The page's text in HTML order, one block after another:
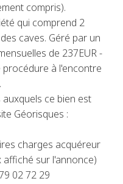
compris).
qui comprend 2
caves. Géré par un
de 237EUR -
procédure à l'encontre
ce bien est
Géorisques :
charges acquéreur
affiché sur l'annonce)
02 72 29